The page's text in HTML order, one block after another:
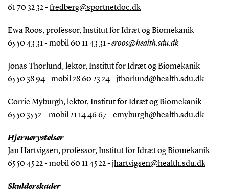
61 70 32 32 -fredberg@sportnetdoc.dk
Ewa Roos, professor, Institut for Idræt og Biomekanik
65 50 43 31 - mobil 60 11 43 31- eroos@health.sdu.dk
Jonas Thorlund, lektor, Institut for Idræt og Biomekanik
65 50 38 94 - mobil 28 60 23 24 -jthorlund@health.sdu.dk
Corrie Myburgh, lektor, Institut for Idræt og Biomekanik
65 50 35 52 – mobil 21 14 46 67 -cmyburgh@health.sdu.dk
Hjernerystelser
Jan Hartvigsen, professor, Institut for Idræt og Biomekanik
65 50 45 22 - mobil 60 11 45 22 -jhartvigsen@health.sdu.dk
Skulderskader